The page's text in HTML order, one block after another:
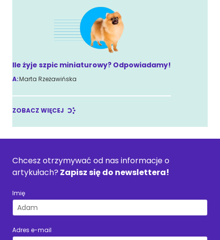
Ile żyje szpic miniaturowy? Odpowiadamy!
A:Marta Rzeżawińska
ZOBACZ WIĘCEJ
Chcesz otrzymywać od nas informacje o
artykułach? Zapisz się do newslettera!
Imię
Adres e-mail